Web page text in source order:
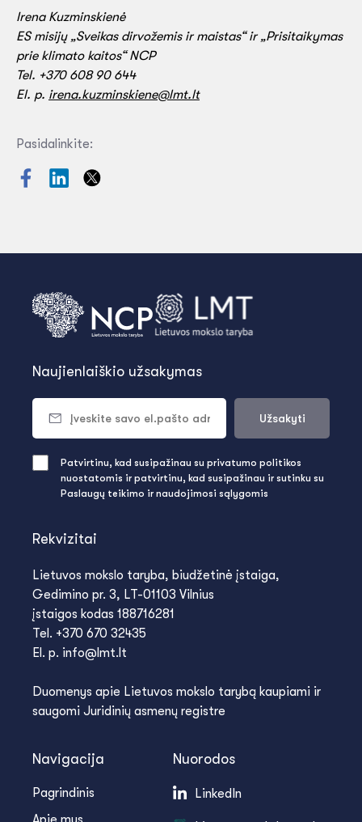
Irena Kuzminskienė
ES misijų „Sveikas dirvožemis ir maistas“ ir „Prisitaikymas
prie klimato kaitos“ NCP
Tel. +370 608 90 644
El. p. irena.kuzminskiene@lmt.lt
Pasidalinkite:
Rekvizitai
Lietuvos mokslo taryba, biudžetinė įstaiga,
Gedimino pr. 3, LT-01103 Vilnius
įstaigos kodas 188716281
Tel. +370 670 32435
El. p. info@lmt.lt
Duomenys apie Lietuvos mokslo tarybą kaupiami ir
saugomi Juridinių asmenų registre
Navigacija
Pagrindinis
Nuorodos
LinkedIn
Naujienlaiškio užsakymas
Užsakyti
Patvirtinu, kad susipažinau su privatumo politikos
nuostatomis ir patvirtinu, kad susipažinau ir sutinku su
Paslaugų teikimo ir naudojimosi sąlygomis